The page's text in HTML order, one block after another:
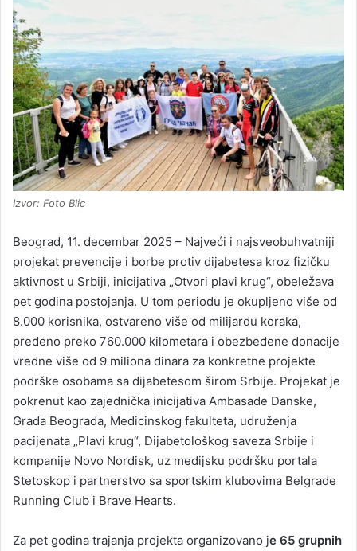
Izvor: Foto Blic
Beograd, 11. decembar 2025 – Najveći i najsveobuhvatniji
projekat prevencije i borbe protiv dijabetesa kroz fizičku
aktivnost u Srbiji, inicijativa „Otvori plavi krug“, obeležava
pet godina postojanja. U tom periodu je okupljeno više od
8.000 korisnika, ostvareno više od milijardu koraka,
pređeno preko 760.000 kilometara i obezbeđene donacije
vredne više od 9 miliona dinara za konkretne projekte
podrške osobama sa dijabetesom širom Srbije. Projekat je
pokrenut kao zajednička inicijativa Ambasade Danske,
Grada Beograda, Medicinskog fakulteta, udruženja
pacijenata „Plavi krug“, Dijabetološkog saveza Srbije i
kompanije Novo Nordisk, uz medijsku podršku portala
Stetoskop i partnerstvo sa sportskim klubovima Belgrade
Running Club i Brave Hearts.
Za pet godina trajanja projekta organizovano je 65 grupnih